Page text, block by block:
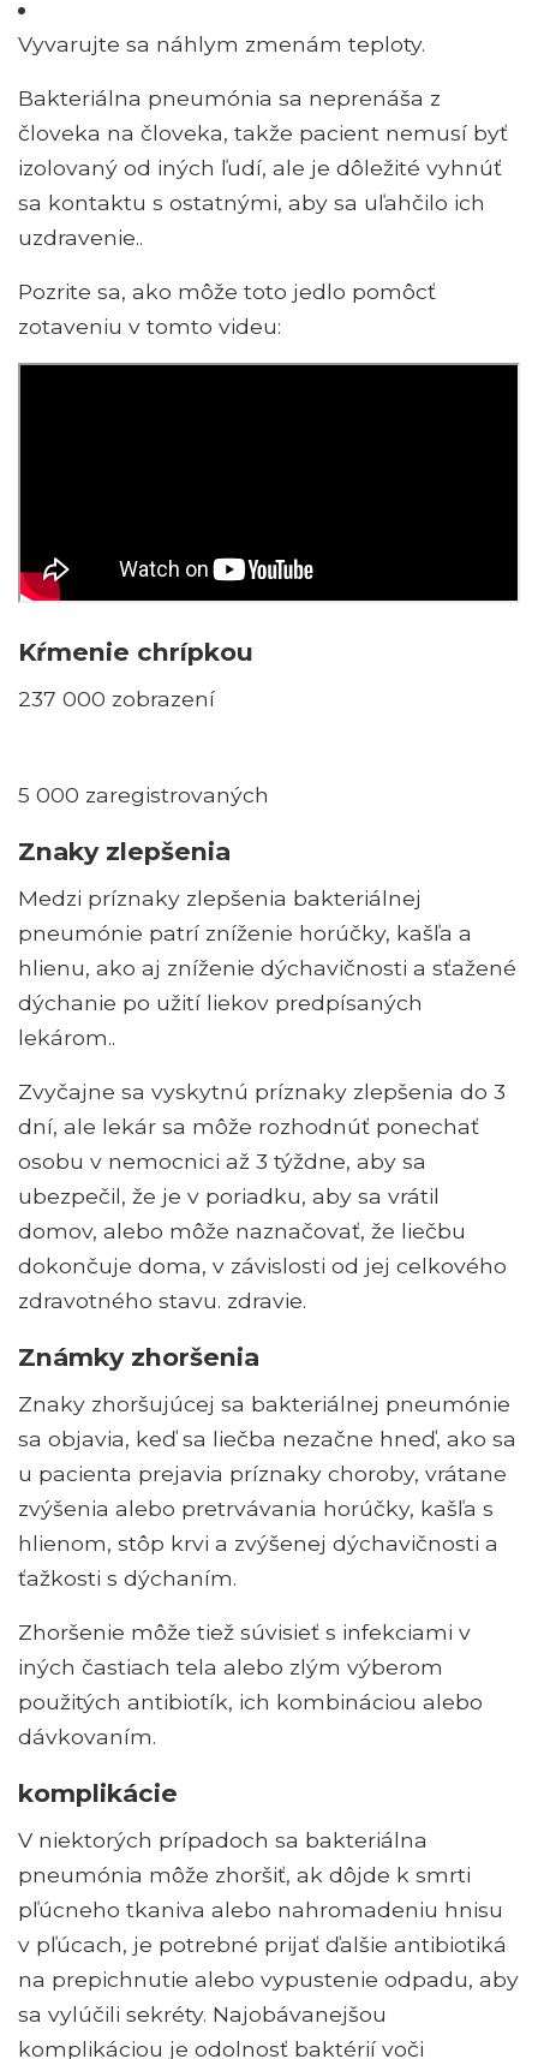
Vyvarujte sa náhlym zmenám teploty.
Bakteriálna pneumónia sa neprenáša z
človeka na človeka, takže pacient nemusí byť
izolovaný od iných ľudí, ale je dôležité vyhnúť
sa kontaktu s ostatnými, aby sa uľahčilo ich
uzdravenie..
Pozrite sa, ako môže toto jedlo pomôcť
zotaveniu v tomto videu:
Kŕmenie chrípkou
237 000 zobrazení
5 000 zaregistrovaných
Znaky zlepšenia
Medzi príznaky zlepšenia bakteriálnej
pneumónie patrí zníženie horúčky, kašľa a
hlienu, ako aj zníženie dýchavičnosti a sťažené
dýchanie po užití liekov predpísaných
lekárom..
Zvyčajne sa vyskytnú príznaky zlepšenia do 3
dní, ale lekár sa môže rozhodnúť ponechať
osobu v nemocnici až 3 týždne, aby sa
ubezpečil, že je v poriadku, aby sa vrátil
domov, alebo môže naznačovať, že liečbu
dokončuje doma, v závislosti od jej celkového
zdravotného stavu. zdravie.
Známky zhoršenia
Znaky zhoršujúcej sa bakteriálnej pneumónie
sa objavia, keď sa liečba nezačne hneď, ako sa
u pacienta prejavia príznaky choroby, vrátane
zvýšenia alebo pretrvávania horúčky, kašľa s
hlienom, stôp krvi a zvýšenej dýchavičnosti a
ťažkosti s dýchaním.
Zhoršenie môže tiež súvisieť s infekciami v
iných častiach tela alebo zlým výberom
použitých antibiotík, ich kombináciou alebo
dávkovaním.
komplikácie
V niektorých prípadoch sa bakteriálna
pneumónia môže zhoršiť, ak dôjde k smrti
pľúcneho tkaniva alebo nahromadeniu hnisu
v pľúcach, je potrebné prijať ďalšie antibiotiká
na prepichnutie alebo vypustenie odpadu, aby
sa vylúčili sekréty. Najobávanejšou
komplikáciou je odolnosť baktérií voči